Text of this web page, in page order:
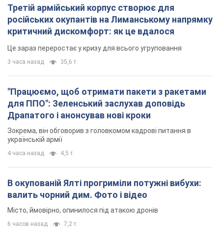
для ППО": Зеленський заслухав доповідь
Драпатого і анонсував нові кроки
Зокрема, він обговорив з головкомом кадрові питання в
В окупованій Ялті прогриміли потужні вибухи:
валить чорний дим. Фото і відео
Місто, ймовірно, опинилося під атакою дронів
6 часов назад